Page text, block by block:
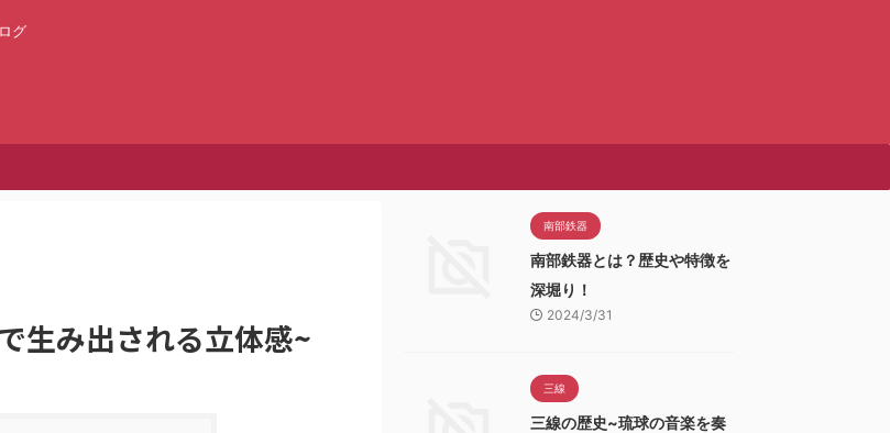
グ
生み出される立体感~
南部鉄器
南部鉄器とは？歴史や特徴を
深堀り！
2024/3/31
三線
三線の歴史~琉球の音楽を奏